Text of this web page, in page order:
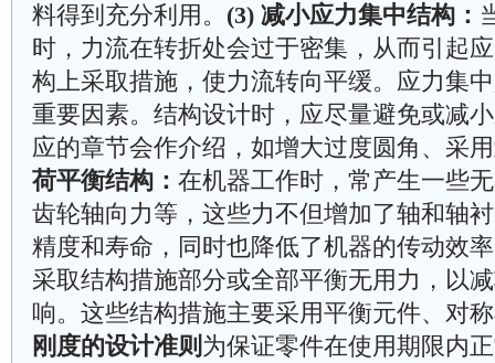
料得到充分利用。 (3) 减小应力集中结构：
时，力流在转折处会过于密集，从而引起
构上采取措施，使力流转向平缓。应力集
重要因素。结构设计时，应尽量避免或减
应的章节会作介绍，如增大过度圆角、采
荷平衡结构： 在机器工作时，常产生一些
齿轮轴向力等，这些力不但增加了轴和轴
精度和寿命，同时也降低了机器的传动效
采取结构措施部分或全部平衡无用力，以
响。这些结构措施主要采用平衡元件、
刚度的设计准则 为保证零件在使用期限内